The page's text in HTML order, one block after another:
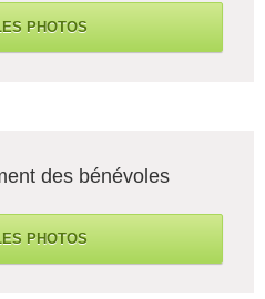
PHOTOS
des bénévoles
PHOTOS